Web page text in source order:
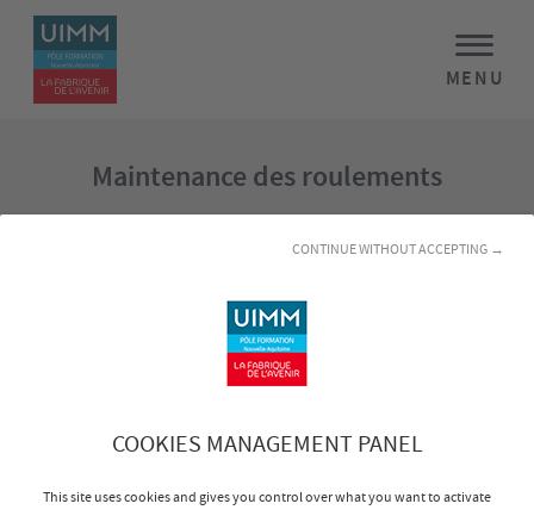
COOKIES MANAGEMENT PANEL
This site uses cookies and gives you control over what you want to activate
CONTINUE WITHOUT ACCEPTING →
MENU
Maintenance des roulements
Analyser les principales causes de détérioration d’un
Effectuer le démontage et le montage d’un roulement en